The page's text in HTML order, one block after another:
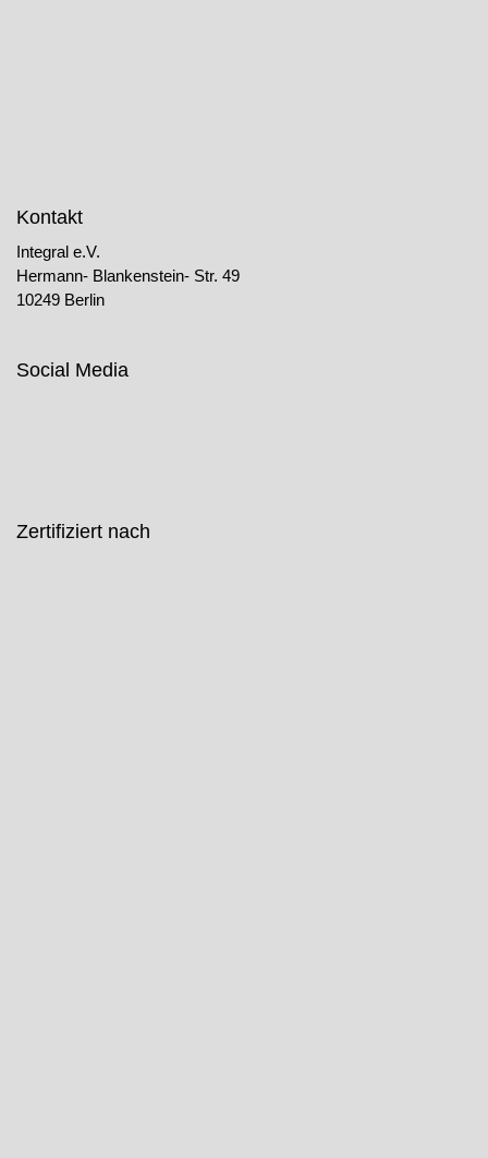
Kontakt
Integral e.V.
Hermann- Blankenstein- Str. 49
10249 Berlin
Social Media
Zertifiziert nach